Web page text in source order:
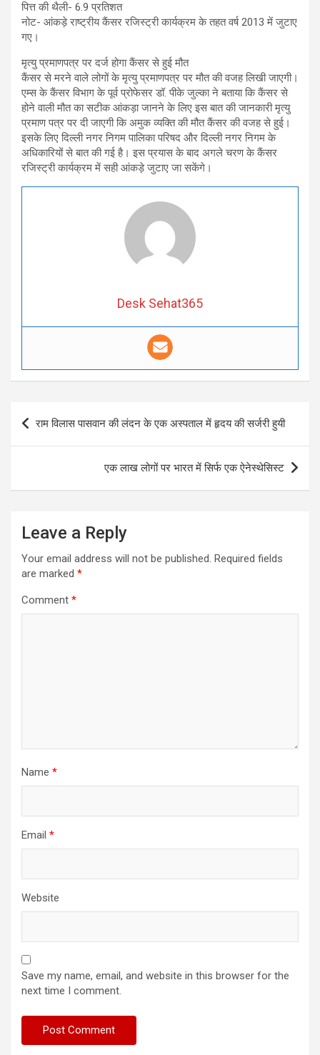
पित्त की थैली- 6.9 प्रतिशत
नोट- आंकड़े राष्ट्रीय कैंसर रजिस्ट्री कार्यक्रम के तहत वर्ष 2013 में जुटाए
गए।
मृत्यु प्रमाणपत्र पर दर्ज होगा कैंसर से हुई मौत
कैंसर से मरने वाले लोगों के मृत्यु प्रमाणपत्र पर मौत की वजह लिखी जाएगी।
एम्स के कैंसर विभाग के पूर्व प्रोफेसर डॉ. पीके जुल्का ने बताया कि कैंसर से
होने वाली मौत का सटीक आंकड़ा जानने के लिए इस बात की जानकारी मृत्यु
प्रमाण पत्र पर दी जाएगी कि अमुक व्यक्ति की मौत कैंसर की वजह से हुई।
इसके लिए दिल्ली नगर निगम पालिका परिषद और दिल्ली नगर निगम के
अधिकारियों से बात की गई है। इस प्रयास के बाद अगले चरण के कैंसर
रजिस्ट्री कार्यक्रम में सही आंकड़े जुटाए जा सकेंगे।
Desk Sehat365
Post
navigation
राम विलास पासवान की लंदन के एक अस्पताल में हृदय की सर्जरी हुयी
एक लाख लोगों पर भारत में सिर्फ एक ऐनेस्थेसिस्ट
Leave a Reply
Your email address will not be published. Required fields
are marked *
Comment *
Name *
Email *
Website
Save my name, email, and website in this browser for the
next time I comment.